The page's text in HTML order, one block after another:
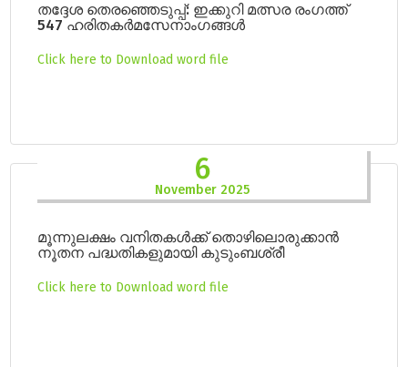
തദ്ദേശ തെരഞ്ഞെടുപ്പ്: ഇക്കുറി മത്സര രംഗത്ത്
547 ഹരിതകർമസേനാംഗങ്ങൾ
Click here to Download word file
6
November 2025
മൂന്നുലക്ഷം വനിതകൾക്ക് തൊഴിലൊരുക്കാൻ
നൂതന പദ്ധതികളുമായി കുടുംബശ്രീ
Click here to Download word file